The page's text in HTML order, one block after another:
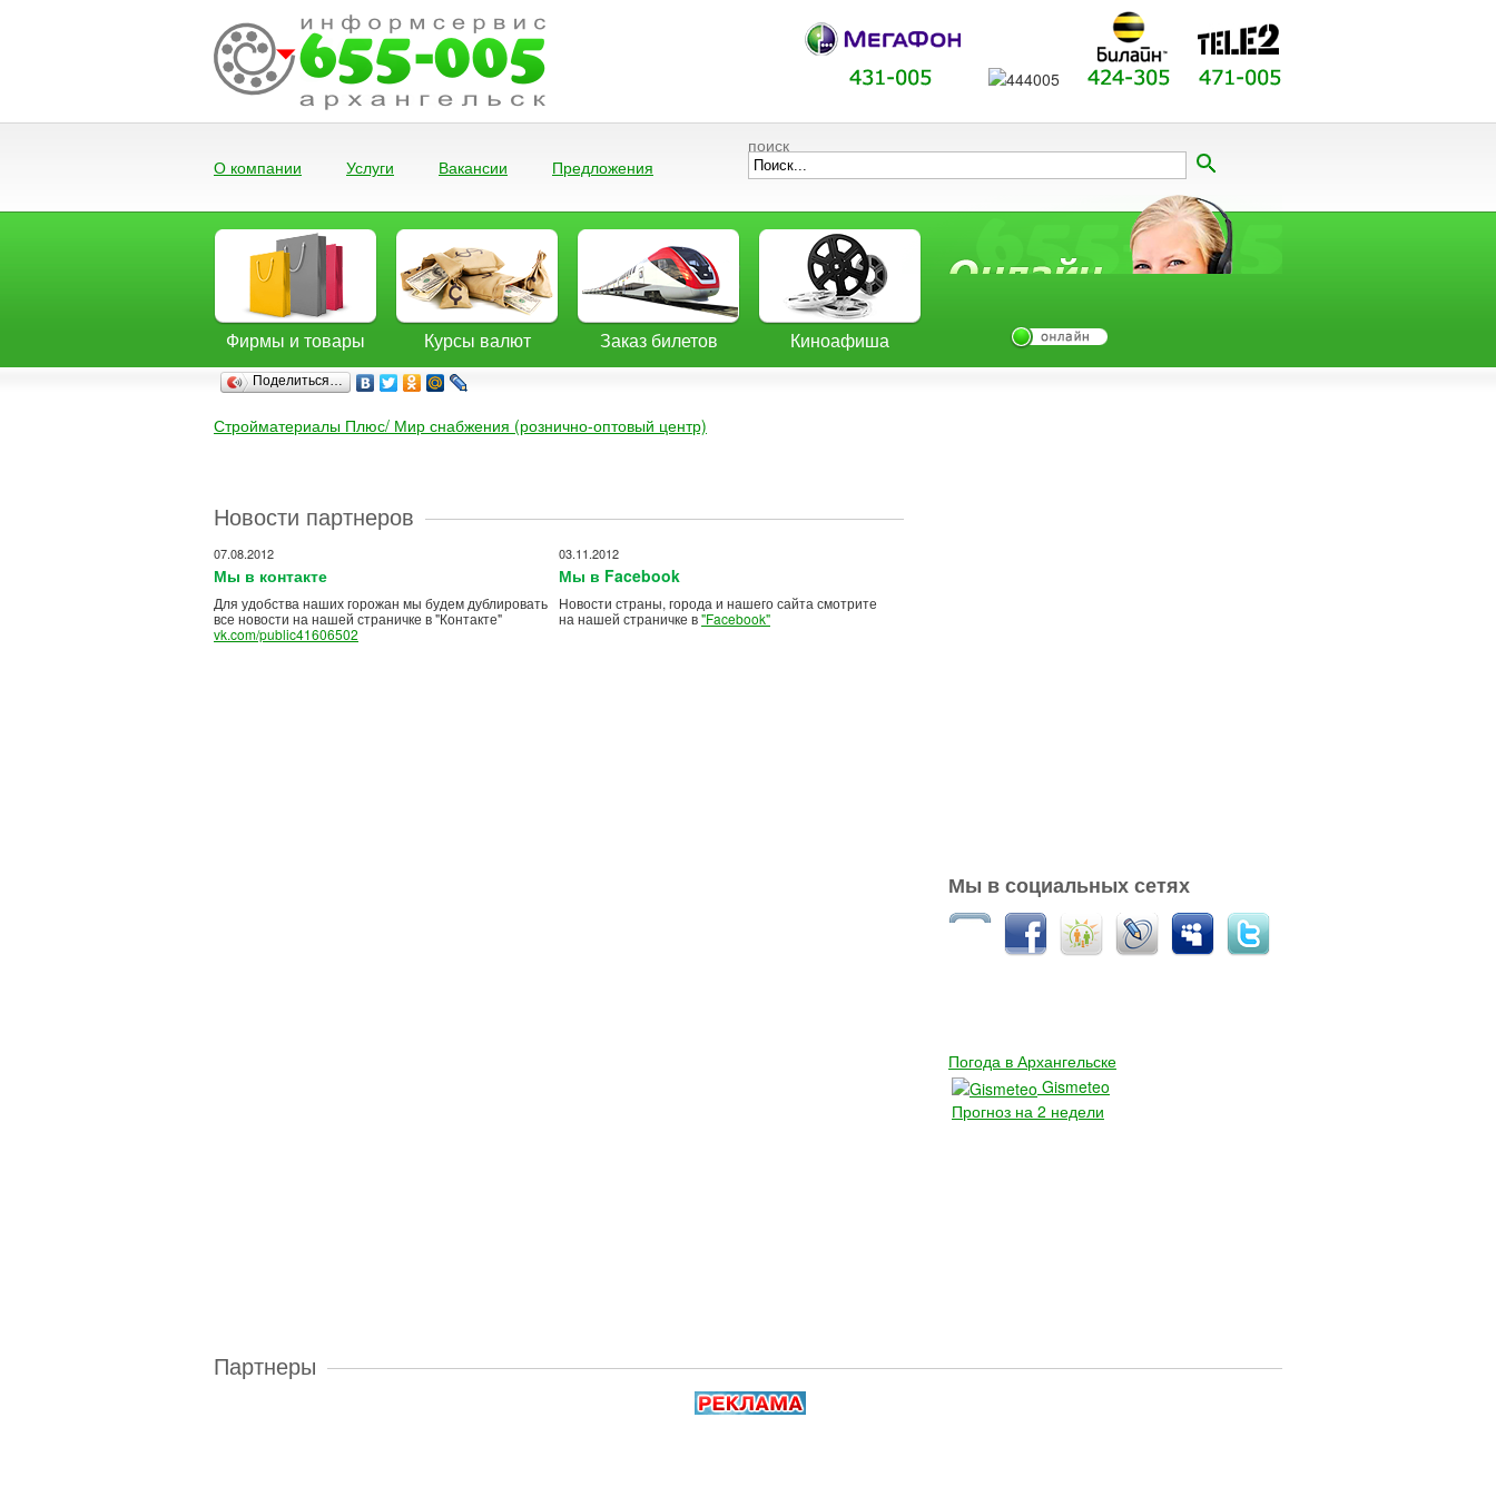
О компании Услуги Вакансии Предложения
поиск
Фирмы и товары Курсы валют Заказ билетов Киноафиша
Поделиться…
Стройматериалы Плюс/ Мир снабжения (рознично-оптовый центр)
Новости партнеров
07.08.2012
Мы в контакте
Для удобства наших горожан мы будем дублировать
все новости на нашей страничке в "Контакте"
vk.com/public41606502
03.11.2012
Мы в Facebook
Новости страны, города и нашего сайта смотрите
на нашей страничке в"Facebook"
Мы в социальных сетях
Погода в Архангельске
Gismeteo
Прогноз на 2 недели
Партнеры